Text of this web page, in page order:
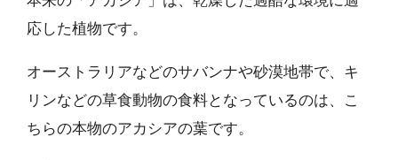
応した植物です。
オーストラリアなどのサバンナや砂漠地帯で、キ
リンなどの草食動物の食料となっているのは、こ
ちらの本物のアカシアの葉です。